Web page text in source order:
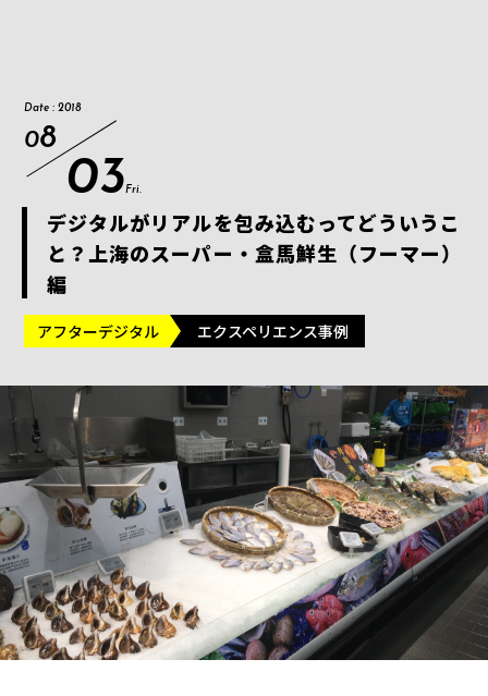
Date : 2018
08
03Fri.
デジタルがリアルを包み込むってどういうこ
と？上海のスーパー・盒馬鮮生（フーマー）
編
アフターデジタル エクスペリエンス事例